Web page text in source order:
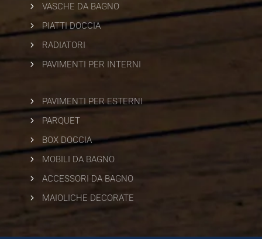
5
VASCHE DA BAGNO
5
PIATTI DOCCIA
5
RADIATORI
5
PAVIMENTI PER INTERNI
5
PAVIMENTI PER ESTERNI
5
PARQUET
5
BOX DOCCIA
5
MOBILI DA BAGNO
5
ACCESSORI DA BAGNO
5
MAIOLICHE DECORATE